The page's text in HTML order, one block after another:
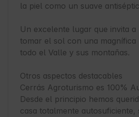
la piel como un suave
Un excelente lugar que invita
tomar el sol con una magnífica
todo el Valle y sus montañas.
Otros aspectos destacables
Cerrás Agroturismo es 100%
Desde el principio hemos
casa totalmente autosuficiente,